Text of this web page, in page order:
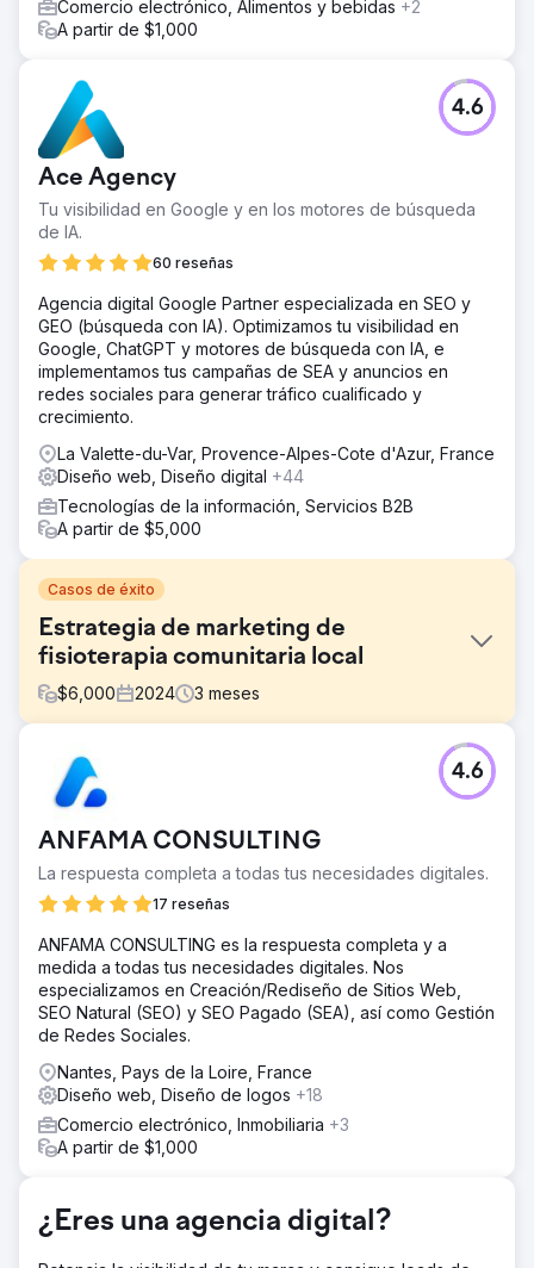
Comercio electrónico, Alimentos y bebidas +2
A partir de $1,000
Ace Agency
Tu visibilidad en Google y en los motores de búsqueda
de IA.
60 reseñas
4.6
Agencia digital Google Partner especializada en SEO y
GEO (búsqueda con IA). Optimizamos tu visibilidad en
Google, ChatGPT y motores de búsqueda con IA, e
implementamos tus campañas de SEA y anuncios en
redes sociales para generar tráfico cualificado y
crecimiento.
La Valette-du-Var, Provence-Alpes-Cote d'Azur, France
Diseño web, Diseño digital +44
Tecnologías de la información, Servicios B2B
A partir de $5,000
Casos de éxito
Estrategia de marketing de
fisioterapia comunitaria local
$6,000 2024 3 meses
El reto
Soluciones: PPC, SEO y creación de sitios web. Para
ayudar a The Well Balanced Centre a conseguir más
dirigida y un sitio web atractivo y fácil de usar que se
adaptaba a la demografía del cliente.
La solución
modelo de negocio y las USP (propuestas únicas de
venta) de la empresa. Al crear una campaña en las redes
sociales pudimos ayudar a comunicar la historia detrás de
The Well Balanced Centre. Desarrollamos artículos
atractivos utilizando palabras clave investigadas para
aumentar el tráfico. A continuación, diseñamos una
campaña dirigida que cubre soluciones de fisioterapia
para personas mayores. Creamos un sitio web dinámico y
atractivo para que a los clientes de los clientes les resulte
más fácil reservar sus servicios.
510 palabras clave Hemos generado más de 510 palabras
clave que se posicionan en el ranking de tráfico orgánico
ANFAMA CONSULTING
La respuesta completa a todas tus necesidades digitales.
17 reseñas
4.6
ANFAMA CONSULTING es la respuesta completa y a
medida a todas tus necesidades digitales. Nos
especializamos en Creación/Rediseño de Sitios Web,
SEO Natural (SEO) y SEO Pagado (SEA), así como Gestión
de Redes Sociales.
Nantes, Pays de la Loire, France
Diseño web, Diseño de logos +18
Comercio electrónico, Inmobiliaria +3
A partir de $1,000
¿Eres una agencia digital?